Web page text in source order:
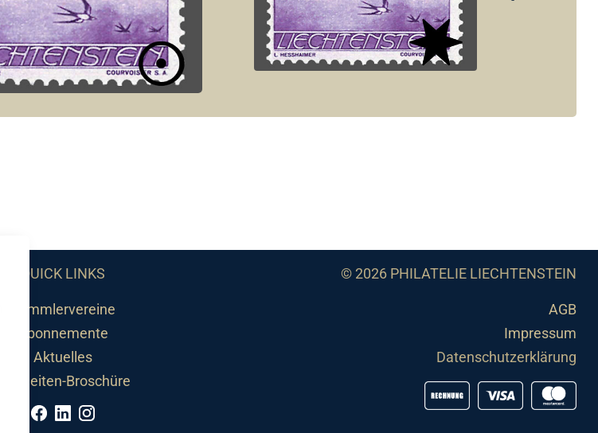
QUICK LINKS
Sammlervereine
Abonnemente
Aktuelles
Neuheiten-Broschüre
© 2026 PHILATELIE LIECHTENSTEIN
AGB
Impressum
Datenschutzerklärung